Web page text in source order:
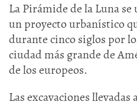
La Pirámide de la Luna
un proyecto urbanístico
durante cinco siglos por
ciudad más grande de
de los europeos.
Las excavaciones llevadas